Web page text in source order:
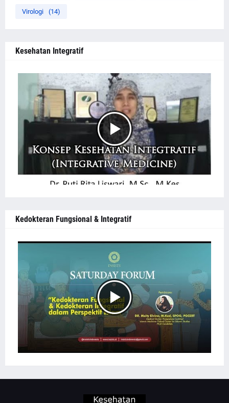
Virologi (14)
Kesehatan Integratif
Kedokteran Fungsional & Integratif